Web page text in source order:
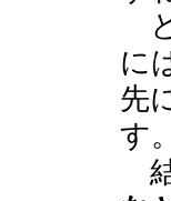
に
先
す。